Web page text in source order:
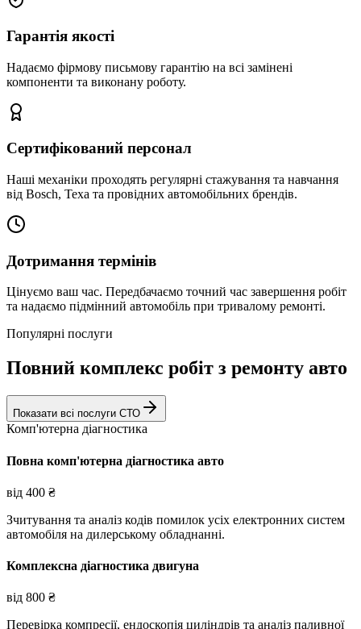
Гарантія якості
Надаємо фірмову письмову гарантію на всі замінені
компоненти та виконану роботу.
Сертифікований персонал
Наші механіки проходять регулярні стажування та навчання
від Bosch, Texa та провідних автомобільних брендів.
Дотримання термінів
Цінуємо ваш час. Передбачаємо точний час завершення робіт
та надаємо підмінний автомобіль при тривалому ремонті.
Популярні послуги
Повний комплекс робіт з ремонту авто
Показати всі послуги СТО
Комп'ютерна діагностика
Повна комп'ютерна діагностика авто
від 400 ₴
Зчитування та аналіз кодів помилок усіх електронних систем
автомобіля на дилерському обладнанні.
Комплексна діагностика двигуна
від 800 ₴
Перевірка компресії, ендоскопія циліндрів та аналіз паливної